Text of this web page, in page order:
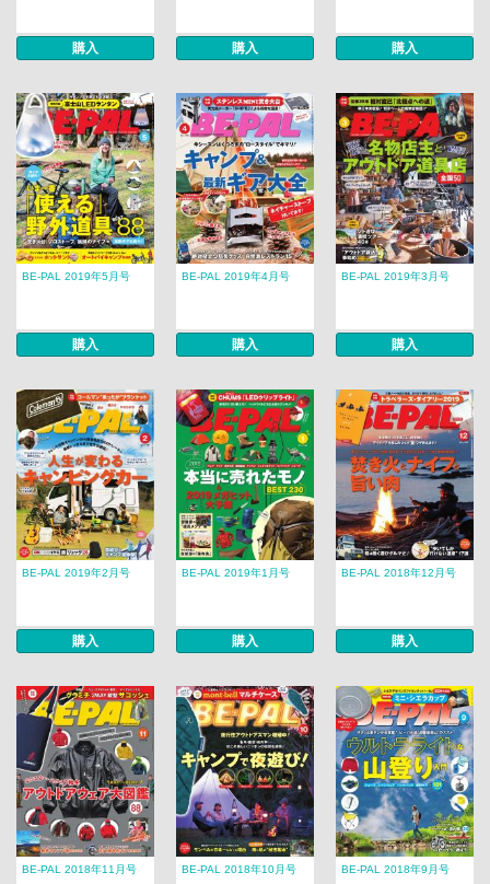
購入 購入 購入
BE-PAL 2019年5月号
購入
BE-PAL 2019年4月号
購入
BE-PAL 2019年3月号
購入
BE-PAL 2019年2月号
購入
BE-PAL 2019年1月号
購入
BE-PAL 2018年12月号
購入
BE-PAL 2018年11月号 BE-PAL 2018年10月号 BE-PAL 2018年9月号